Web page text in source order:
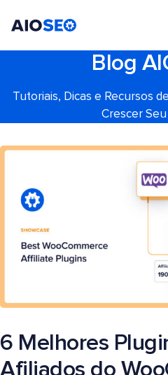
Blog
Tutoriais, Dicas e Recursos
Crescer
6 Melhores
Afiliados do